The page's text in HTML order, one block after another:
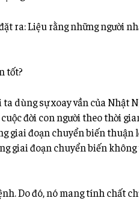
ra: Liệu rằng những người
tốt?
ta dùng sự xoay vần của Nhật
đời con người theo thời
giai đoạn chuyển biến thuận
giai đoạn chuyển biến
Do đó, nó mang tính chất